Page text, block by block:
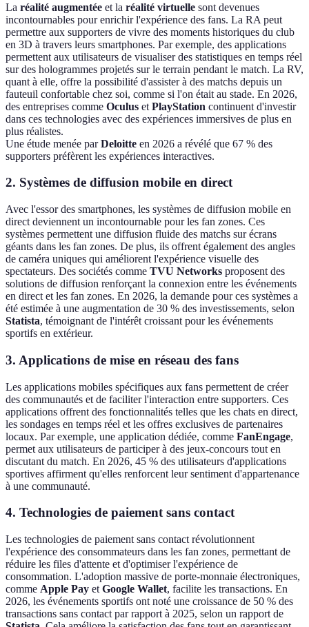
La réalité augmentée et la réalité virtuelle sont devenues
incontournables pour enrichir l'expérience des fans. La RA peut
permettre aux supporters de vivre des moments historiques du club
en 3D à travers leurs smartphones. Par exemple, des applications
permettent aux utilisateurs de visualiser des statistiques en temps réel
sur des hologrammes projetés sur le terrain pendant le match. La RV,
quant à elle, offre la possibilité d'assister à des matchs depuis un
fauteuil confortable chez soi, comme si l'on était au stade. En 2026,
des entreprises comme Oculus et PlayStation continuent d'investir
dans ces technologies avec des expériences immersives de plus en
plus réalistes.
Une étude menée parDeloitte en 2026 a révélé que 67 % des
supporters préfèrent les expériences interactives.
2. Systèmes de diffusion mobile en direct
Avec l'essor des smartphones, les systèmes de diffusion mobile en
direct deviennent un incontournable pour les fan zones. Ces
systèmes permettent une diffusion fluide des matchs sur écrans
géants dans les fan zones. De plus, ils offrent également des angles
de caméra uniques qui améliorent l'expérience visuelle des
spectateurs. Des sociétés comme TVU Networks proposent des
solutions de diffusion renforçant la connexion entre les événements
en direct et les fan zones. En 2026, la demande pour ces systèmes a
été estimée à une augmentation de 30 % des investissements, selon
Statista, témoignant de l'intérêt croissant pour les événements
sportifs en extérieur.
3. Applications de mise en réseau des fans
Les applications mobiles spécifiques aux fans permettent de créer
des communautés et de faciliter l'interaction entre supporters. Ces
applications offrent des fonctionnalités telles que les chats en direct,
les sondages en temps réel et les offres exclusives de partenaires
locaux. Par exemple, une application dédiée, comme FanEngage,
permet aux utilisateurs de participer à des jeux-concours tout en
discutant du match. En 2026, 45 % des utilisateurs d'applications
sportives affirment qu'elles renforcent leur sentiment d'appartenance
à une communauté.
4. Technologies de paiement sans contact
Les technologies de paiement sans contact révolutionnent
l'expérience des consommateurs dans les fan zones, permettant de
réduire les files d'attente et d'optimiser l'expérience de
consommation. L'adoption massive de porte-monnaie électroniques,
comme Apple Pay et Google Wallet, facilite les transactions. En
2026, les événements sportifs ont noté une croissance de 50 % des
transactions sans contact par rapport à 2025, selon un rapport de